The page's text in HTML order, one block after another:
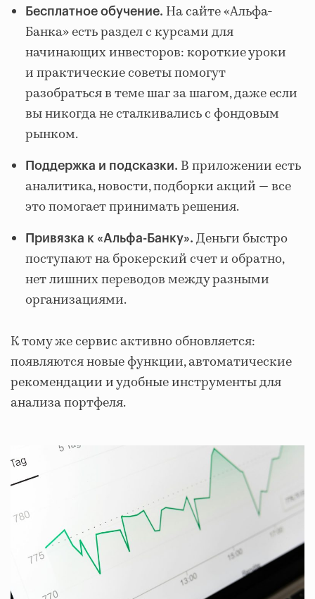
Бесплатное обучение. На сайте «Альфа-
Банка» есть раздел с курсами для
начинающих инвесторов: короткие уроки
и практические советы помогут
разобраться в теме шаг за шагом, даже если
вы никогда не сталкивались с фондовым
рынком.
Поддержка и подсказки. В приложении есть
аналитика, новости, подборки акций — все
это помогает принимать решения.
Привязка к «Альфа-Банку». Деньги быстро
поступают на брокерский счет и обратно,
нет лишних переводов между разными
организациями.
К тому же сервис активно обновляется:
появляются новые функции, автоматические
рекомендации и удобные инструменты для
анализа портфеля.